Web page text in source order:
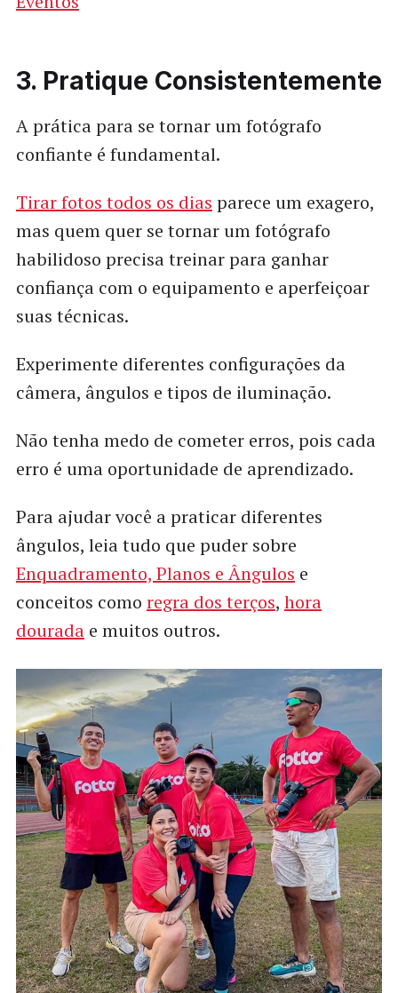
3. Pratique Consistentemente
A prática para se tornar um fotógrafo
confiante é fundamental.
Tirar fotos todos os dias parece um exagero,
mas quem quer se tornar um fotógrafo
habilidoso precisa treinar para ganhar
confiança com o equipamento e aperfeiçoar
suas técnicas.
Experimente diferentes configurações da
câmera, ângulos e tipos de iluminação.
Não tenha medo de cometer erros, pois cada
erro é uma oportunidade de aprendizado.
Para ajudar você a praticar diferentes
ângulos, leia tudo que puder sobre
Enquadramento, Planos e Ângulos e
conceitos como regra dos terços, hora
douradae muitos outros.